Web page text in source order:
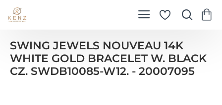
SWING JEWELS NOUVEAU 14K
WHITE GOLD BRACELET W. BLACK
CZ. SWDB10085-W12. - 20007095